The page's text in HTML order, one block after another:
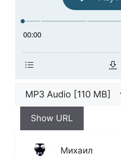
Show URL
Михаил